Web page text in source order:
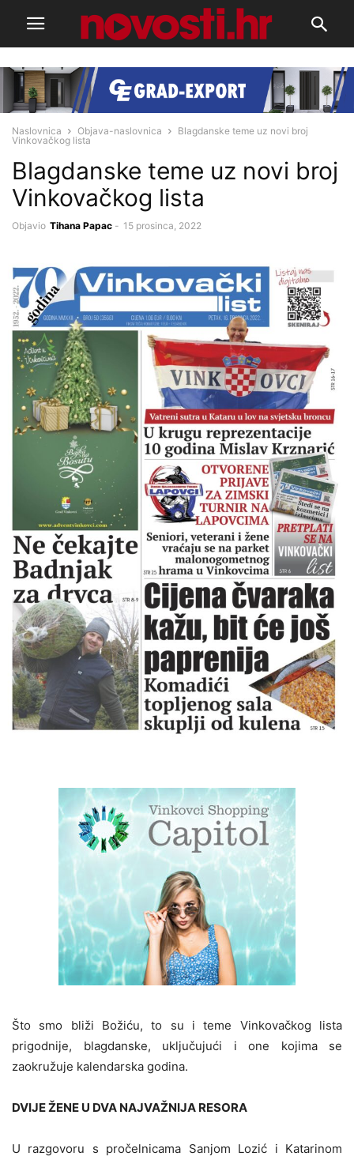
Naslovnica Objava-naslovnica
Blagdanske teme uz novi broj
Vinkovačkog lista
Blagdanske teme uz novi broj
Vinkovačkog lista
Objavio Tihana Papac - 15 prosinca, 2022
Što smo bliži Božiću, to su i teme Vinkovačkog lista
prigodnije, blagdanske, uključujući i one kojima se
zaokružuje kalendarska godina.
DVIJE ŽENE U DVA NAJVAŽNIJA RESORA
U razgovoru s pročelnicama Sanjom Lozić i Katarinom